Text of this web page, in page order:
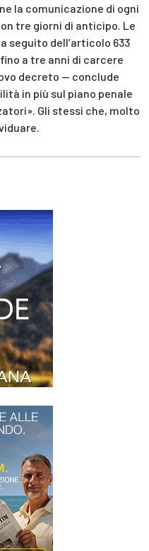
la comunicazione di ogni
tre giorni di anticipo. Le
seguito dell’articolo 633
a tre anni di carcere
decreto — conclude
in più sul piano penale
Gli stessi che, molto